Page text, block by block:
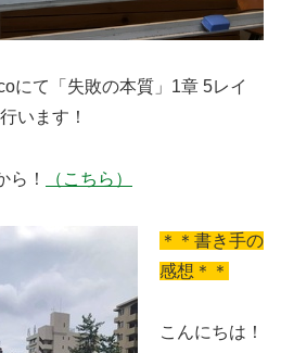
にて
「失敗の本質」1章 5レイ
います！
ら！ （こちら）
＊＊書き手の
感想＊＊
こんにちは！